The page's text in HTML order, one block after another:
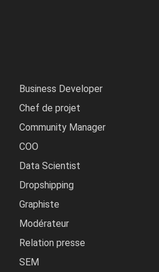
Business Developer
Chef de projet
Community Manager
COO
Data Scientist
Dropshipping
Graphiste
Modérateur
Relation presse
SEM